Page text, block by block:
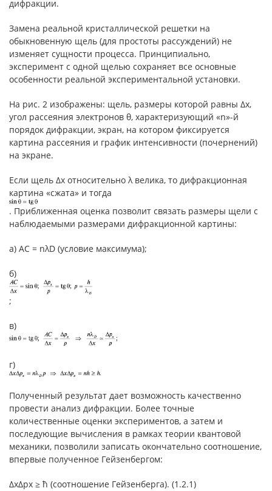
дифракции.
Замена реальной кристаллической решетки на
обыкновенную щель (для простоты рассуждений) не
изменяет сущности процесса. Принципиально,
эксперимент с одной щелью сохраняет все основные
особенности реальной экспериментальной установки.
На рис. 2 изображены: щель, размеры которой равны Δx,
угол рассеяния электронов θ, характеризующий «n»-й
порядок дифракции, экран, на котором фиксируется
картина рассеяния и график интенсивности (почернений)
на экране.
Если щель Δx относительно λ велика, то дифракционная
картина «сжата» и тогда
. Приближенная оценка позволит связать размеры щели с
наблюдаемыми размерами дифракционной картины:
а) AC = nλD (условие максимума);
б)
;
в)
г)
Полученный результат дает возможность качественно
провести анализ дифракции. Более точные
количественные оценки экспериментов, а затем и
последующие вычисления в рамках теории квантовой
механики, позволили записать окончательно соотношение,
впервые полученное Гейзенбергом:
ΔxΔpx ≥ ħ (соотношение Гейзенберга). (1.2.1)